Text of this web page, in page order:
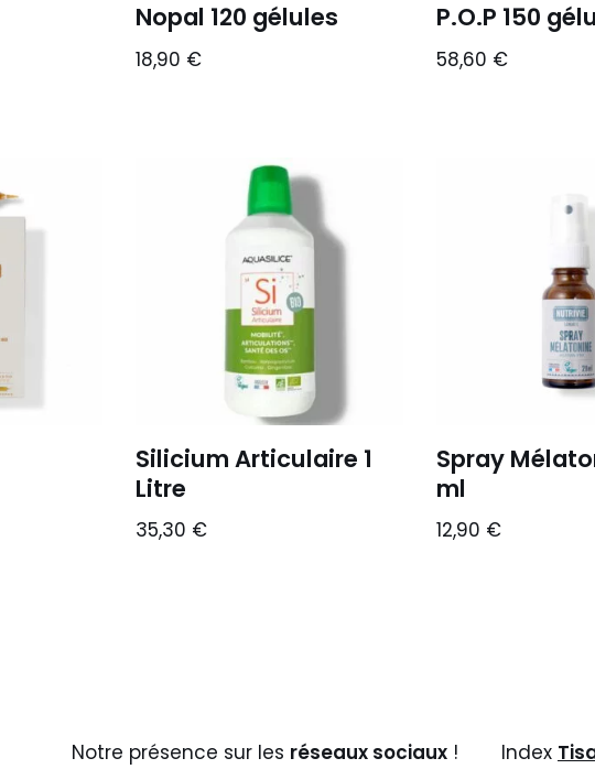
Nopal 120 gélules
18,90 €
P.O.P 150
58,60 €
Silicium Articulaire 1
Litre
35,30 €
Spray
ml
12,90 €
Notre présence sur les réseaux sociaux ! Index